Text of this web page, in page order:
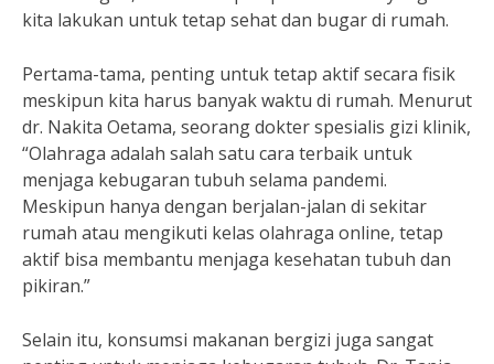
kita lakukan untuk tetap sehat dan bugar di rumah.
Pertama-tama, penting untuk tetap aktif secara fisik
meskipun kita harus banyak waktu di rumah. Menurut
dr. Nakita Oetama, seorang dokter spesialis gizi klinik,
“Olahraga adalah salah satu cara terbaik untuk
menjaga kebugaran tubuh selama pandemi.
Meskipun hanya dengan berjalan-jalan di sekitar
rumah atau mengikuti kelas olahraga online, tetap
aktif bisa membantu menjaga kesehatan tubuh dan
pikiran.”
Selain itu, konsumsi makanan bergizi juga sangat